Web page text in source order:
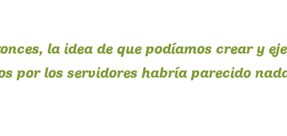
la idea de que podíamos crear y
por los servidores habría parecido